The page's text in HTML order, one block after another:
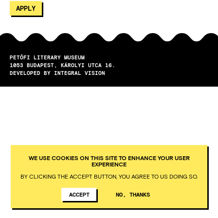
PETŐFI LITERARY MUSEUM
1053
BUDAPEST
KÁROLYI UTCA 16.
DEVELOPED BY INTEGRAL VISION
WE USE COOKIES ON THIS SITE TO ENHANCE YOUR USER
EXPERIENCE
BY CLICKING THE ACCEPT BUTTON, YOU AGREE TO US DOING SO.
ACCEPT NO, THANKS